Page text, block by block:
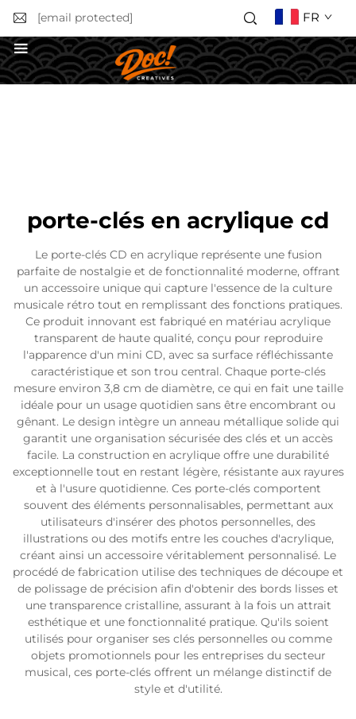
[email protected] FR
porte-clés en acrylique cd
Le porte-clés CD en acrylique représente une fusion
parfaite de nostalgie et de fonctionnalité moderne, offrant
un accessoire unique qui capture l'essence de la culture
musicale rétro tout en remplissant des fonctions pratiques.
Ce produit innovant est fabriqué en matériau acrylique
transparent de haute qualité, conçu pour reproduire
l'apparence d'un mini CD, avec sa surface réfléchissante
caractéristique et son trou central. Chaque porte-clés
mesure environ 3,8 cm de diamètre, ce qui en fait une taille
idéale pour un usage quotidien sans être encombrant ou
gênant. Le design intègre un anneau métallique solide qui
garantit une organisation sécurisée des clés et un accès
facile. La construction en acrylique offre une durabilité
exceptionnelle tout en restant légère, résistante aux rayures
et à l'usure quotidienne. Ces porte-clés comportent
souvent des éléments personnalisables, permettant aux
utilisateurs d'insérer des photos personnelles, des
illustrations ou des motifs entre les couches d'acrylique,
créant ainsi un accessoire véritablement personnalisé. Le
procédé de fabrication utilise des techniques de découpe et
de polissage de précision afin d'obtenir des bords lisses et
une transparence cristalline, assurant à la fois un attrait
esthétique et une fonctionnalité pratique. Qu'ils soient
utilisés pour organiser ses clés personnelles ou comme
objets promotionnels pour les entreprises du secteur
musical, ces porte-clés offrent un mélange distinctif de
style et d'utilité.